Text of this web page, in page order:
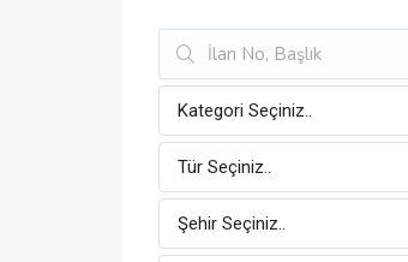
Kategori Seçiniz..
Tür Seçiniz..
Şehir Seçiniz..